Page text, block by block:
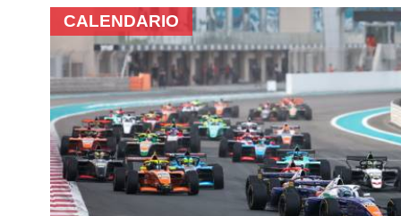
CALENDARIO